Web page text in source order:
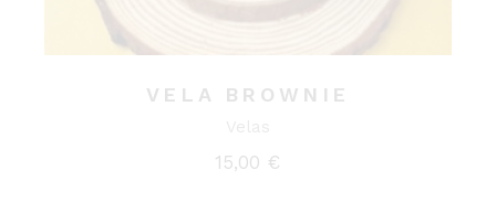
VELA BROWNIE
15,00 €